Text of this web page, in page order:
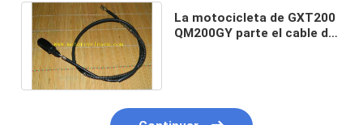
La motocicleta de GXT200
QM200GY parte el cable de